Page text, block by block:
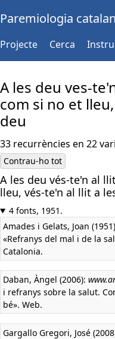
Paremiologia
Projecte Cerca
A les deu ves-
com si no et
deu
33 recurrències en 22
Contrau-ho tot
A les deu vés-te'n al
lleu, vés-te'n al llit a
4 fonts, 1951.
Amades i Gelats, Joan
«Refranys del mal i de la
Catalonia.
Daban, Àngel (2006):
i refranys sobre la salut.
bé». Web.
Gargallo Gregori, José